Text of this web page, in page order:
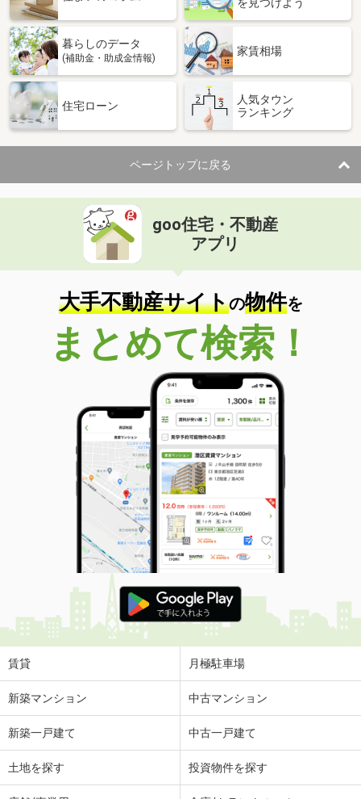
を見つけよう
暮らしのデータ
(補助金・助成金情報)
家賃相場
住宅ローン
人気タウン
ランキング
ページトップに戻る
goo住宅・不動産
アプリ
大手不動産サイトの物件を
まとめて検索！
賃貸 月極駐車場
新築マンション 中古マンション
新築一戸建て 中古一戸建て
土地を探す 投資物件を探す